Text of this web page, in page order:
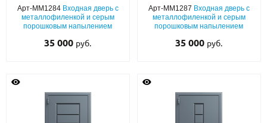
ЗАПРОСИТЬ РАСЧЕТ
Арт-ММ1284 Входная дверь с
металлофиленкой и серым
порошковым напылением
35 000 руб.
Арт-ММ1287 Входная дверь с
металлофиленкой и серым
порошковым напылением
35 000 руб.